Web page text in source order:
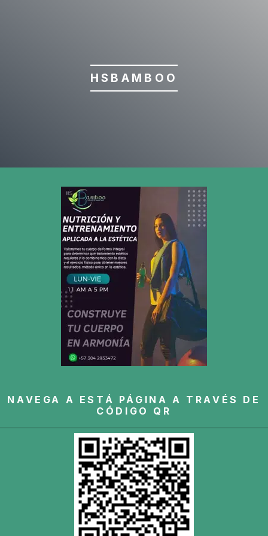
HSBAMBOO
NAVEGA A ESTÁ PÁGINA A TRAVÉS DE
CÓDIGO QR